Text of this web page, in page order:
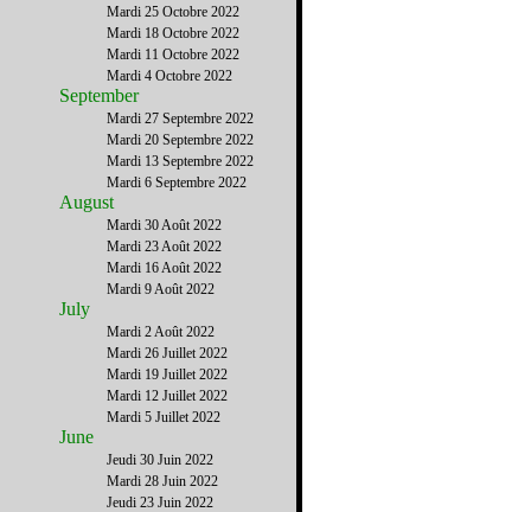
Mardi 25 Octobre 2022
Mardi 18 Octobre 2022
Mardi 11 Octobre 2022
Mardi 4 Octobre 2022
September
Mardi 27 Septembre 2022
Mardi 20 Septembre 2022
Mardi 13 Septembre 2022
Mardi 6 Septembre 2022
August
Mardi 30 Août 2022
Mardi 23 Août 2022
Mardi 16 Août 2022
Mardi 9 Août 2022
July
Mardi 2 Août 2022
Mardi 26 Juillet 2022
Mardi 19 Juillet 2022
Mardi 12 Juillet 2022
Mardi 5 Juillet 2022
June
Jeudi 30 Juin 2022
Mardi 28 Juin 2022
Jeudi 23 Juin 2022